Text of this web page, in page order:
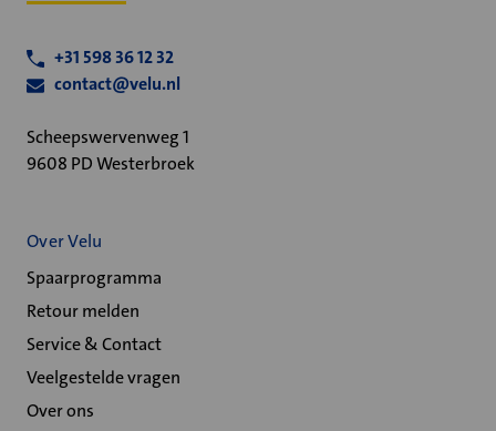
+31 598 36 12 32
contact@velu.nl
Scheepswervenweg 1
9608 PD Westerbroek
Over Velu
Spaarprogramma
Retour melden
Service & Contact
Veelgestelde vragen
Over ons